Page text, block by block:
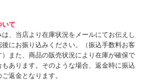
いて
、 当店より在庫状況をメールにてお伝えし
にお振り込みください。（振込手数料お客
また、商品の販売状況により在庫が確保で
あります。そのような場合、返金時に振込
返金となります。